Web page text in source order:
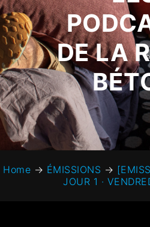
DE LA
Home → ÉMISSIONS →
JOUR 1 ·